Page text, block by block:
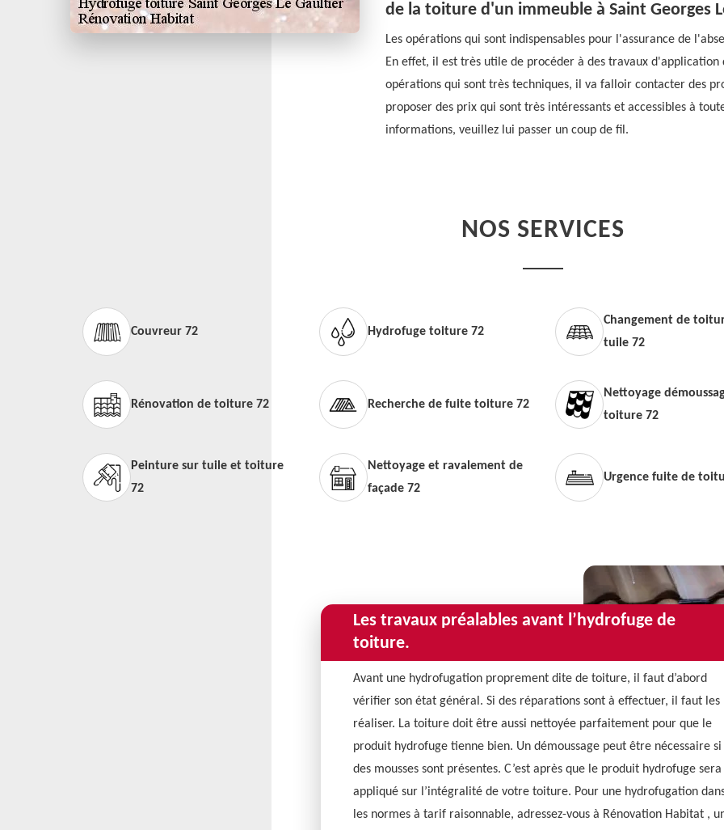
de la toiture d'un immeuble à Saint Georges
Les opérations qui sont indispensables pour l'assurance de
En effet, il est très utile de procéder à des travaux
opérations qui sont très techniques, il va falloir contacter des
proposer des prix qui sont très intéressants et accessibles à
informations, veuillez lui passer un coup de fil.
NOS SERVICES
Couvreur 72 Hydrofuge toiture 72
Changement de
tuile 72
Rénovation de toiture 72 Recherche de fuite toiture 72
Nettoyage
toiture 72
Peinture sur tuile et toiture
72
Nettoyage et ravalement de
façade 72
Urgence fuite de
Les travaux préalables avant l’hydrofuge de
toiture.
Avant une hydrofugation proprement dite de toiture, il faut d’abord
vérifier son état général. Si des réparations sont à effectuer, il faut les
réaliser. La toiture doit être aussi nettoyée parfaitement pour que le
produit hydrofuge tienne bien. Un démoussage peut être nécessaire si
des mousses sont présentes. C’est après que le produit hydrofuge sera
appliqué sur l’intégralité de votre toiture. Pour une hydrofugation
les normes à tarif raisonnable, adressez-vous à Rénovation Habitat ,